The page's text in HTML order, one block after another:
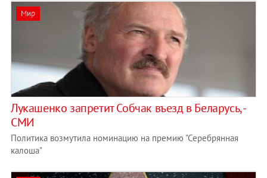
Мир
Лукашенко запретит Собчак въезд в Беларусь, -
СМИ
Политика возмутила номинацию на премию "Серебрянная
калоша"